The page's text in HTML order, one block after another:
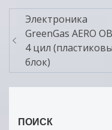
Навигация
по
записям
Электроника
GreenGas AERO
4 цил
блок)
ПОИСК